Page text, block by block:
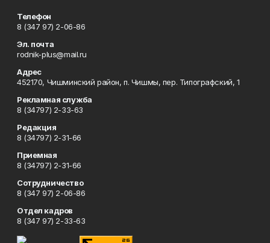
Телефон
8 (347 97) 2-06-86
Эл. почта
rodnik-plus@mail.ru
Адрес
452170, Чишминский район, п. Чишмы, пер. Типографский, 1
Рекламная служба
8 (34797) 2-33-63
Редакция
8 (34797) 2-31-66
Приемная
8 (34797) 2-31-66
Сотрудничество
8 (347 97) 2-06-86
Отдел кадров
8 (347 97) 2-33-63